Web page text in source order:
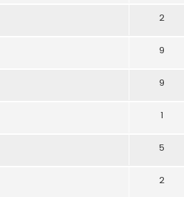
2
9
9
1
5
2